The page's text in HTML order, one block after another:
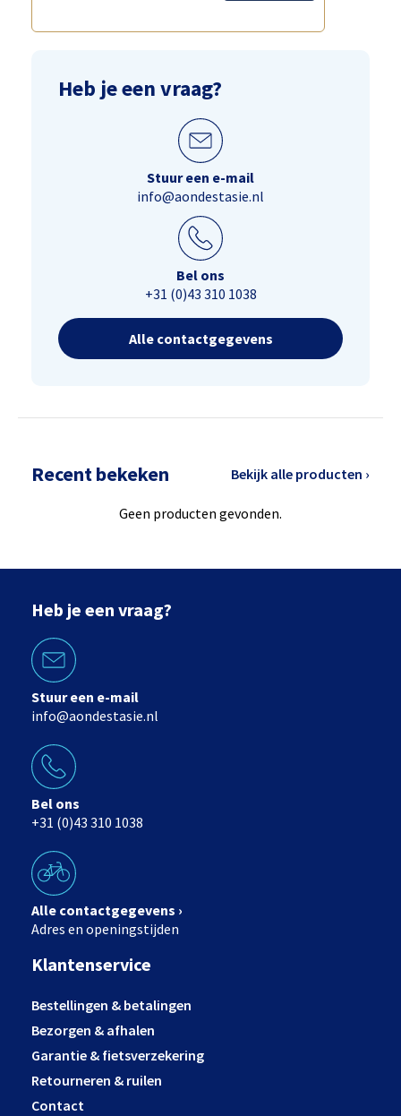
Heb je een vraag?
Stuur een e-mail
info@aondestasie.nl
Bel ons
+31 (0)43 310 1038
Alle contactgegevens
Recent bekeken Bekijk alle producten ›
Geen producten gevonden.
Heb je een vraag?
Stuur een e-mail
info@aondestasie.nl
Bel ons
+31 (0)43 310 1038
Alle contactgegevens ›
Adres en openingstijden
Klantenservice
Bestellingen & betalingen
Bezorgen & afhalen
Garantie & fietsverzekering
Retourneren & ruilen
Contact